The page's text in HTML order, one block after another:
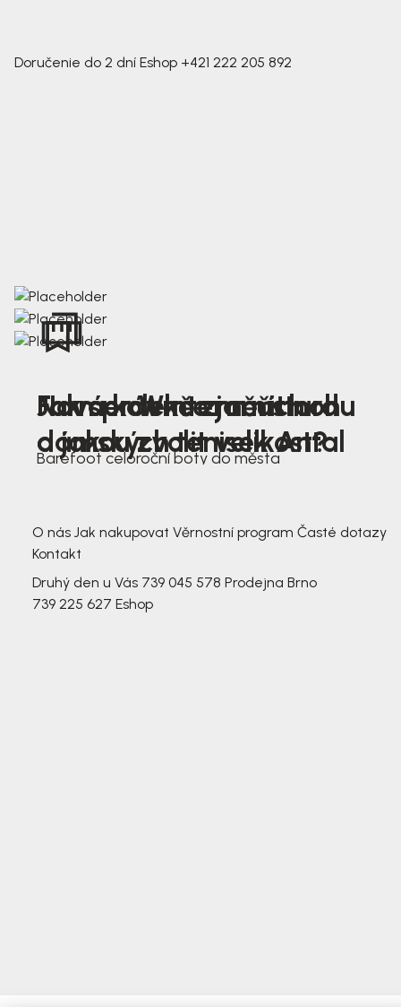
Doručenie do 2 dní Eshop +421 222 205 892
Nová kolekce jarních
dámských tenisek Antal
Jak správně změřit nohu
a jakou zvolit velikost?
Farmer Winter mustard
Barefoot celoroční boty do města
O nás Jak nakupovat Věrnostní program Časté dotazy
Kontakt
Druhý den u Vás 739 045 578 Prodejna Brno
739 225 627 Eshop